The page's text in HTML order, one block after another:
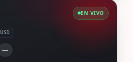
EN VIVO
USD
—